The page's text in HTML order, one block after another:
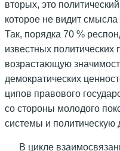
вторых, это
которое не видит
Так, порядка 70 %
известных
возрастающую
демократических
ципов правового
со стороны молодого
системы и политическую
В цикле